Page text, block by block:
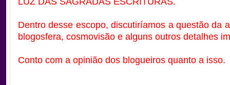
Dentro desse escopo, discutiríamos a questão da
blogosfera, cosmovisão e alguns outros detalhes
Conto com a opinião dos blogueiros quanto a isso.